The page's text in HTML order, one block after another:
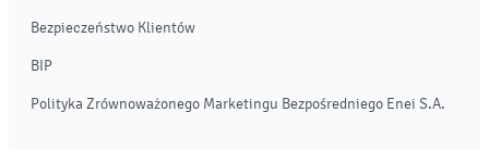
Bezpieczeństwo Klientów
BIP
Polityka Zrównoważonego Marketingu Bezpośredniego Enei S.A.